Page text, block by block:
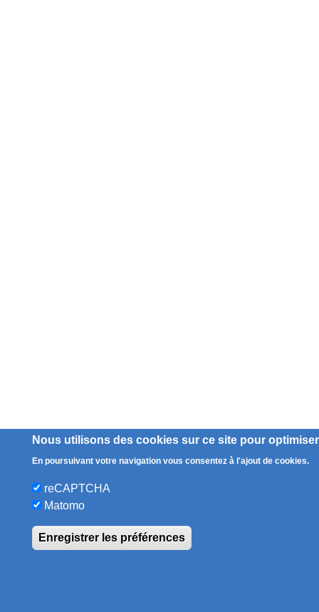
Nous utilisons des cookies sur ce site pour
En poursuivant votre navigation vous consentez à l'ajout de cookies.
reCAPTCHA
Matomo
Enregistrer les préférences